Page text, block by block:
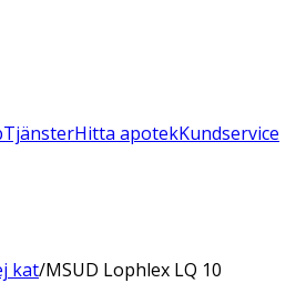
TjänsterHitta apotekKundservice
kat/MSUD Lophlex LQ 10